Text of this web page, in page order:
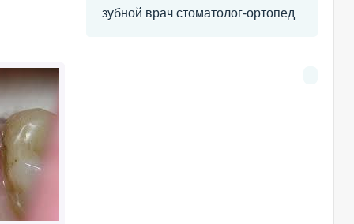
зубной врач стоматолог-ортопед